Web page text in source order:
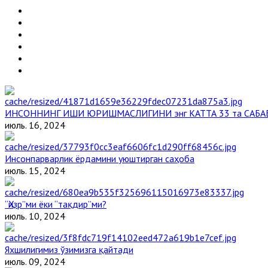
ИНСОННИНГ ИШИ ЮРИШМАСЛИГИНИ энг КАТТА 33 та
июль. 16, 2024
Инсонпарварлик ёрдамини уюштирган саҳоба
июль. 15, 2024
“Ҳизр”ми ёки “тақдир”ми?
июль. 10, 2024
Яхшилигимиз ўзимизга қайтади
июль. 09, 2024